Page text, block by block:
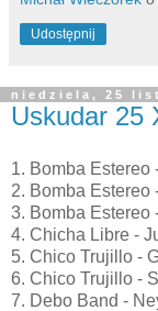
Udostępnij
niedziela, 25
Uskudar 25
1. Bomba Estereo
2. Bomba Estereo
3. Bomba Estereo
4. Chicha Libre -
5. Chico Trujillo -
6. Chico Trujillo -
7. Debo Band -